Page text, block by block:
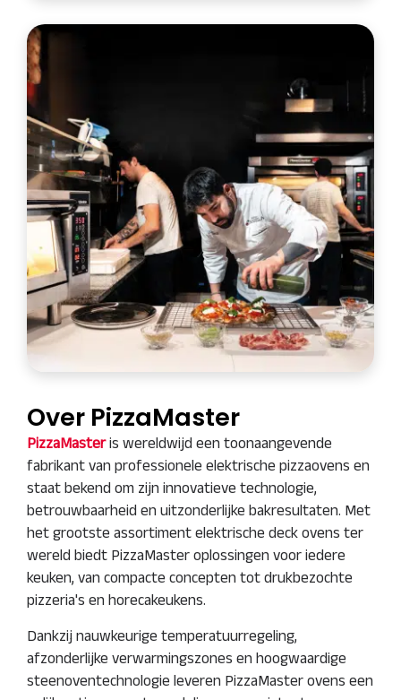
Over PizzaMaster
PizzaMaster is wereldwijd een toonaangevende
fabrikant van professionele elektrische pizzaovens en
staat bekend om zijn innovatieve technologie,
betrouwbaarheid en uitzonderlijke bakresultaten. Met
het grootste assortiment elektrische deck ovens ter
wereld biedt PizzaMaster oplossingen voor iedere
keuken, van compacte concepten tot drukbezochte
pizzeria's en horecakeukens.
Dankzij nauwkeurige temperatuurregeling,
afzonderlijke verwarmingszones en hoogwaardige
steenoventechnologie leveren PizzaMaster ovens een